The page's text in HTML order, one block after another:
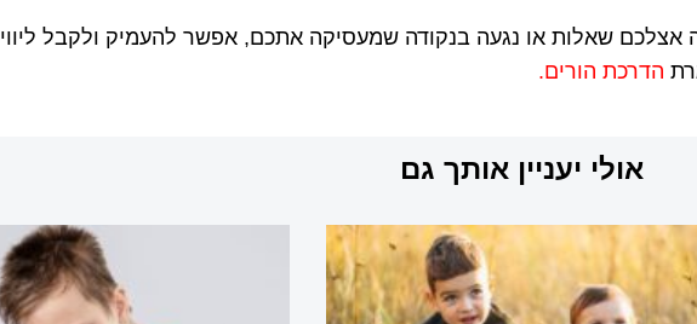
שאלות או נגעה בנקודה שמעסיקה אתכם, אפשר להעמיק ולקבל ליווי
הדרכת הורים.
אולי יעניין אותך גם